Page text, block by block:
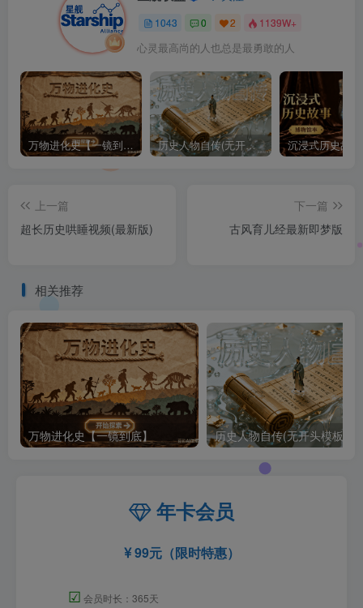
1043 0 2 1139W+
心灵最高尚的人也总是最勇敢的人
万物进化史【一镜到底】 历史人物自传(无开头模板)
上一篇
超长历史哄睡视频(最新版)
下一篇
古风育儿经最新即梦版
相关推荐
万物进化史【一镜到底】 历史人物自传(无开头模板)
年卡会员
99元（限时特惠）
☑ 会员时长：365天